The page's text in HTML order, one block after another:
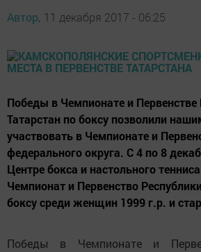
Автор, 11 декабря 2017 - 06:25
Победы в Чемпионате и Первенстве
Татарстан по боксу позволили
участвовать в Чемпионате и
федерального округа. С 4 по 8
Центре бокса и настольного
Чемпионат и Первенство
боксу среди женщин 1999 г.р. и
Победы в Чемпионате и